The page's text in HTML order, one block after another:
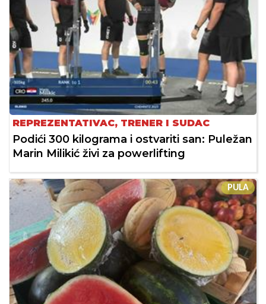
REPREZENTATIVAC, TRENER I SUDAC
Podići 300 kilograma i ostvariti san: Puležan
Marin Milikić živi za powerlifting
PULA